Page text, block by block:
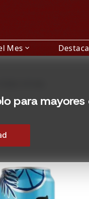
Mes expand_more
para
473 ML